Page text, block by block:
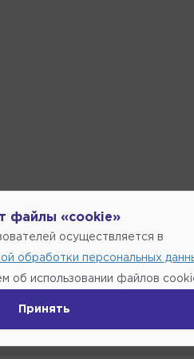
файлы «cookie»
осуществляется в
обработки персональных
об использовании файлов
Принять